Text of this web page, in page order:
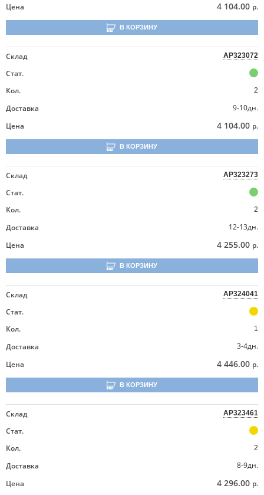
Цена
4 104.00 р.
В КОРЗИНУ
Склад AP323072
Стат.
Кол.
2
Доставка
9-10дн.
Цена
4 104.00 р.
В КОРЗИНУ
Склад AP323273
Стат.
Кол.
2
Доставка
12-13дн.
Цена
4 255.00 р.
В КОРЗИНУ
Склад AP324041
Стат.
Кол.
1
Доставка
3-4дн.
Цена
4 446.00 р.
В КОРЗИНУ
Склад AP323461
Стат.
Кол.
2
Доставка
8-9дн.
Цена
4 296.00 р.